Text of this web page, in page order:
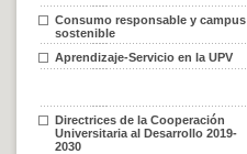
Consumo responsable y campus
sostenible
Aprendizaje-Servicio en la UPV
Directrices de la Cooperación
Universitaria al Desarrollo 2019-
2030